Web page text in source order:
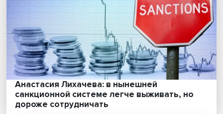
Задача для математиков: как убедить
частный капитал инвестировать в
переработку отходов